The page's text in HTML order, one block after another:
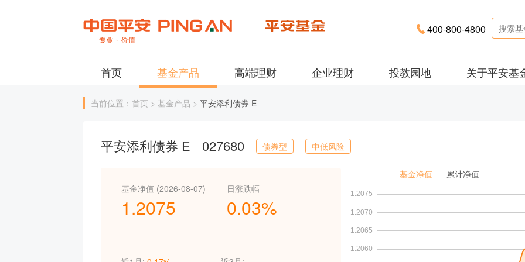
400-800-4800
首页 基金产品 高端理财 企业理财 投教园地 关于平安基
当前位置：首页 > 基金产品 > 平安添利债券 E
平安添利债券 E 027680 债券型 中低风险
基金净值 (2026-08-07)
1.2075
日涨跌幅
0.03%
基金净值 累计净值